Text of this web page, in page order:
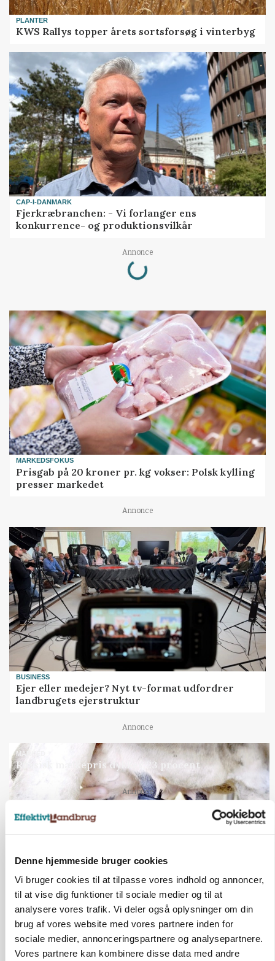
Denne hjemmeside bruger cookies
Vi bruger cookies til at tilpasse vores indhold og annoncer,
til at vise dig funktioner til sociale medier og til at
analysere vores trafik. Vi deler også oplysninger om din
brug af vores website med vores partnere inden for
sociale medier, annonceringspartnere og analysepartnere.
Vores partnere kan kombinere disse data med andre
PLANTER
KWS Rallys topper årets sortsforsøg i vinterbyg
CAP-I-DANMARK
Fjerkræbranchen: - Vi forlanger ens
konkurrence- og produktionsvilkår
Annonce
Loading...
MARKEDSFOKUS
Prisgab på 20 kroner pr. kg vokser: Polsk kylling
presser markedet
Annonce
BUSINESS
Ejer eller medejer? Nyt tv-format udfordrer
landbrugets ejerstruktur
Annonce
MARKED
Russisk mælkepris dykker 23 procent
Annonce